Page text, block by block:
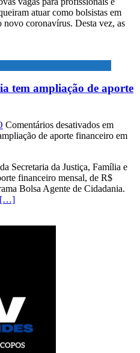
atuar como bolsistas em
novo coronavírus. Desta vez, as
tem ampliação de aporte
Comentários desativados em
de aporte financeiro em
Secretaria da Justiça, Família e
financeiro mensal, de R$
Bolsa Agente de Cidadania.
[…]